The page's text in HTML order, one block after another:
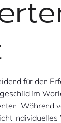
für den
im
Während
individuelles